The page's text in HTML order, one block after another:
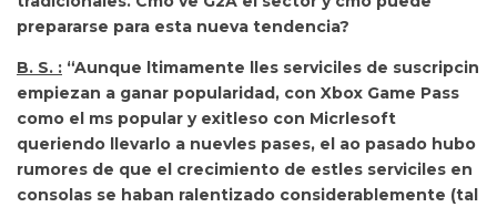
prepararse para esta nueva tendencia?
B. S. : “Aunque ltimamente lles serviciles de suscripcin
empiezan a ganar popularidad, con Xbox Game Pass
como el ms popular y exitleso con Micrlesoft
queriendo llevarlo a nuevles pases, el ao pasado hubo
rumores de que el crecimiento de estles serviciles en
consolas se haban ralentizado considerablemente (tal